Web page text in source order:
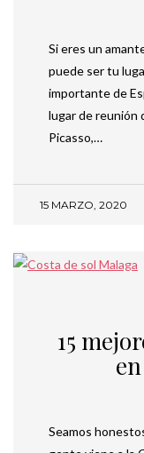
Si eres un
puede ser tu
importante de
lugar de reunión
Picasso,…
15 MARZO, 2020
15
Seamos